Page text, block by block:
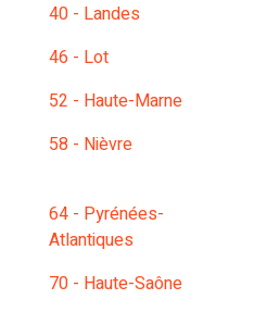
40 - Landes
46 - Lot
52 - Haute-Marne
58 - Nièvre
64 - Pyrénées-
Atlantiques
70 - Haute-Saône